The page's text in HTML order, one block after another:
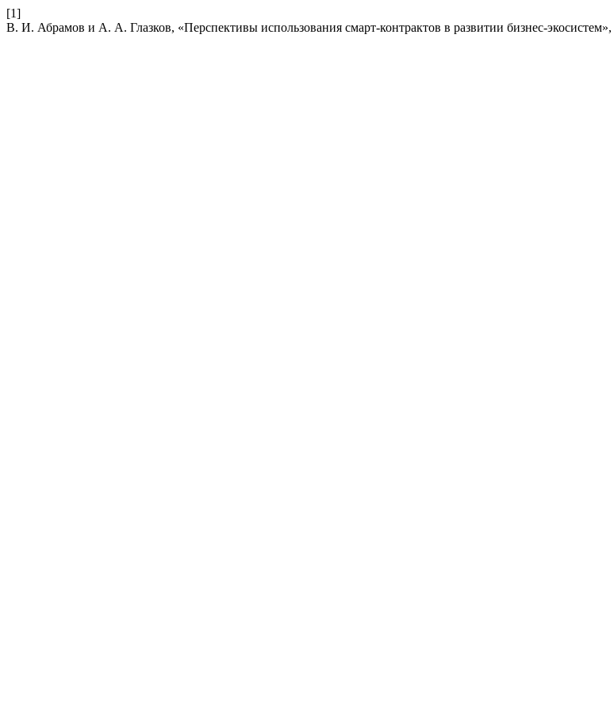
[1]
В. И. Абрамов и А. А. Глазков, «Перспективы использования смарт-контрактов в развитии бизнес-экосистем»,